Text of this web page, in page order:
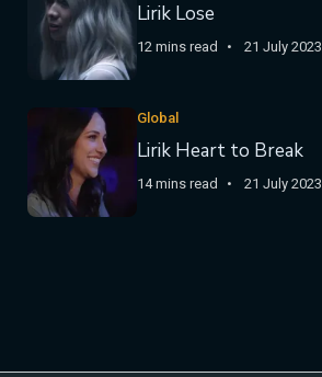
Lirik Lose
12 mins read 21 July 2023
Global
Lirik Heart to Break
14 mins read 21 July 2023